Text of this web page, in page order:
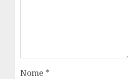
Nome *